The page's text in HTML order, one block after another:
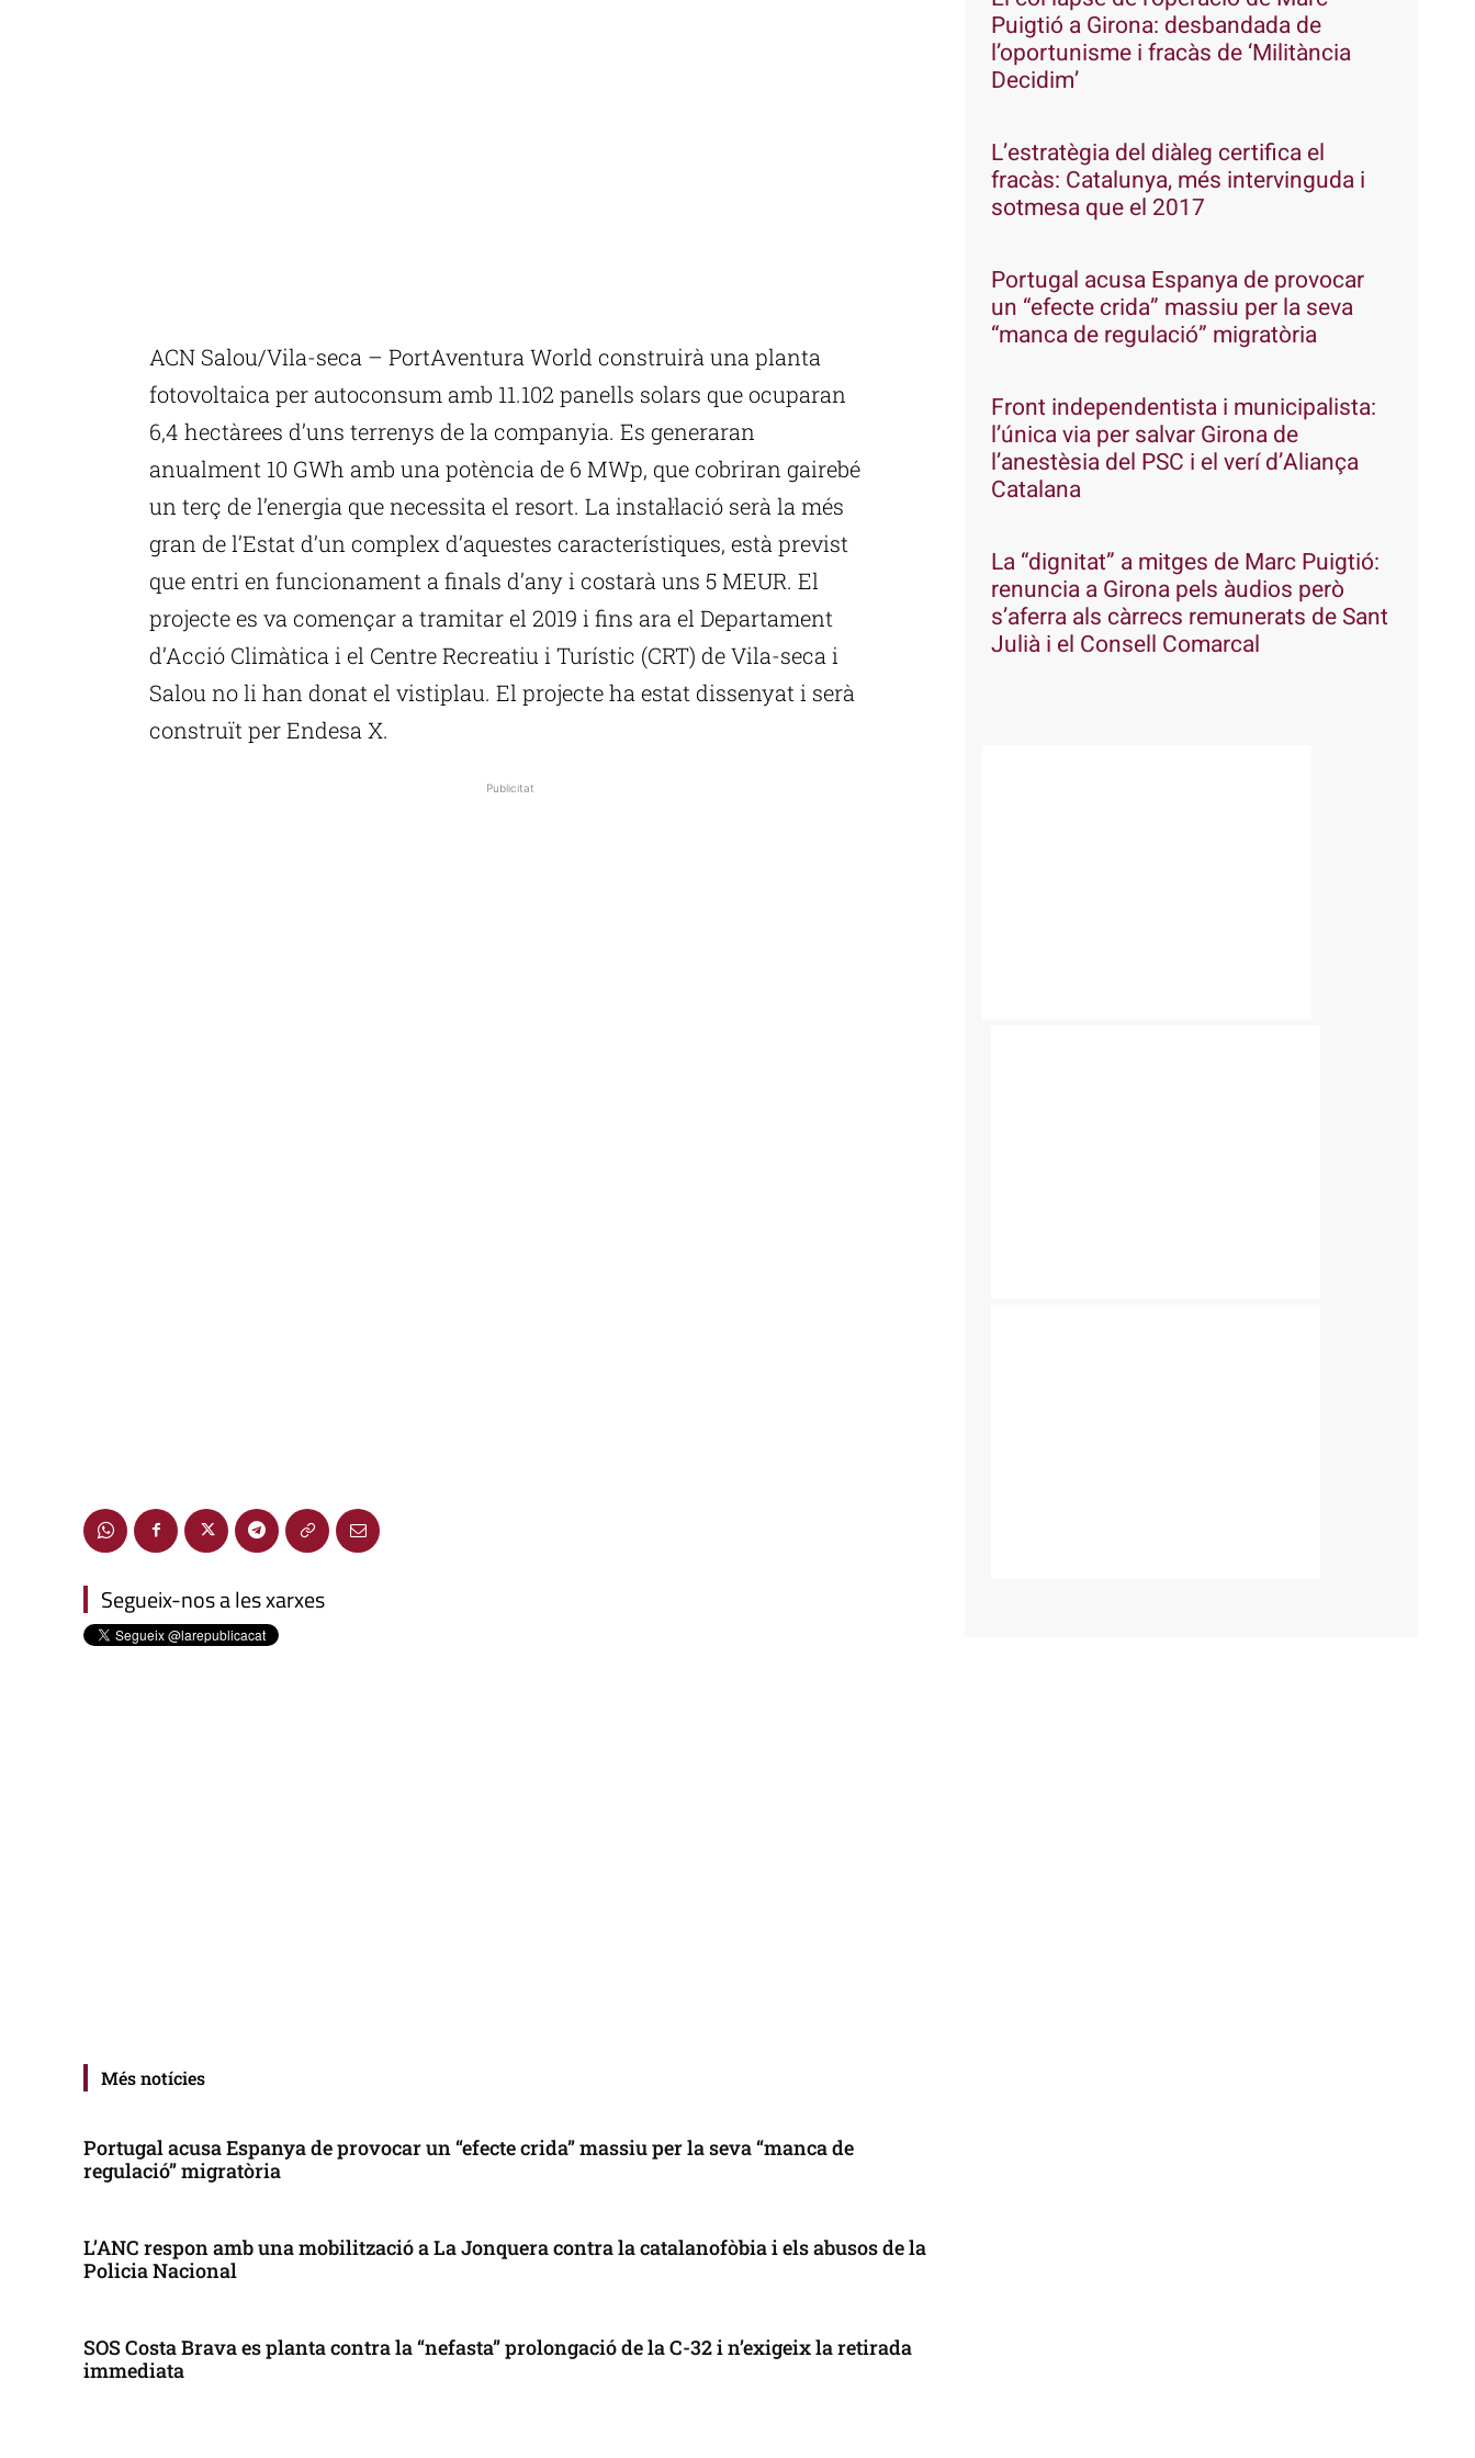
ACN Salou/Vila-seca – PortAventura World construirà una planta
fotovoltaica per autoconsum amb 11.102 panells solars que ocuparan
6,4 hectàrees d’uns terrenys de la companyia. Es generaran
anualment 10 GWh amb una potència de 6 MWp, que cobriran gairebé
un terç de l’energia que necessita el resort. La instal·lació serà la més
gran de l’Estat d’un complex d’aquestes característiques, està previst
que entri en funcionament a finals d’any i costarà uns 5 MEUR. El
projecte es va començar a tramitar el 2019 i fins ara el Departament
d’Acció Climàtica i el Centre Recreatiu i Turístic (CRT) de Vila-seca i
Salou no li han donat el vistiplau. El projecte ha estat dissenyat i serà
construït per Endesa X.
Publicitat
Segueix-nos a les xarxes
Més notícies
Portugal acusa Espanya de provocar un “efecte crida” massiu per la seva “manca de
regulació” migratòria
L’ANC respon amb una mobilització a La Jonquera contra la catalanofòbia i els abusos de la
Policia Nacional
SOS Costa Brava es planta contra la “nefasta” prolongació de la C-32 i n’exigeix la retirada
immediata
Puigtió a Girona: desbandada de
l’oportunisme i fracàs de ‘Militància
Decidim’
L’estratègia del diàleg certifica el
fracàs: Catalunya, més intervinguda i
sotmesa que el 2017
Portugal acusa Espanya de provocar
un “efecte crida” massiu per la seva
“manca de regulació” migratòria
Front independentista i municipalista:
l’única via per salvar Girona de
l’anestèsia del PSC i el verí d’Aliança
Catalana
La “dignitat” a mitges de Marc Puigtió:
renuncia a Girona pels àudios però
s’aferra als càrrecs remunerats de Sant
Julià i el Consell Comarcal